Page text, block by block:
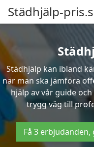
Städhjälp-
Städhjälp kan ibland
när man ska jämföra
hjälp av vår guide
trygg väg till
Få 3